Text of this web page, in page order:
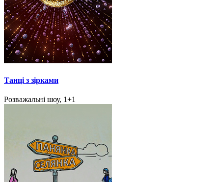
Танці з зірками
Розважальні шоу, 1+1